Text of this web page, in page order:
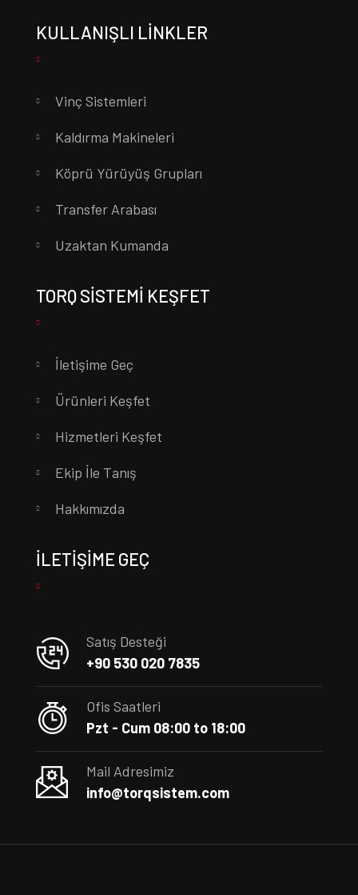
KULLANIŞLI LINKLER
Vinç Sistemleri
Kaldırma Makineleri
Köprü Yürüyüş Grupları
Transfer Arabası
Uzaktan Kumanda
TORQ SISTEMI KEŞFET
İletişime Geç
Ürünleri Keşfet
Hizmetleri Keşfet
Ekip İle Tanış
Hakkımızda
İLETIŞIME GEÇ
Satış Desteği
+90 530 020 7835
Ofis Saatleri
Pzt - Cum 08:00 to 18:00
Mail Adresimiz
info@torqsistem.com